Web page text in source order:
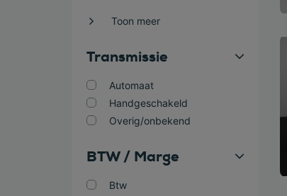
Toon meer
Transmissie
Automaat
Handgeschakeld
Overig/onbekend
BTW / Marge
Btw